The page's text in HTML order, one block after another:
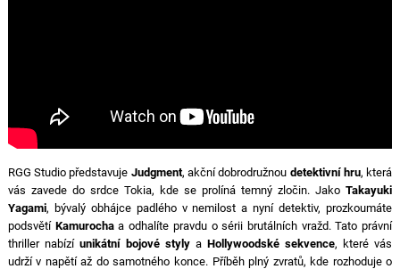
RGG Studio představuje Judgment, akční dobrodružnou detektivní hru, která
vás zavede do srdce Tokia, kde se prolíná temný zločin. JakoTakayuki
Yagami, bývalý obhájce padlého v nemilost a nyní detektiv, prozkoumáte
podsvětí Kamurochaa odhalíte pravdu o sérii brutálních vražd. Tato právní
thriller nabízí unikátní bojové styly aHollywoodské sekvence, které vás
udrží v napětí až do samotného konce. Příběh plný zvratů, kde rozhoduje o